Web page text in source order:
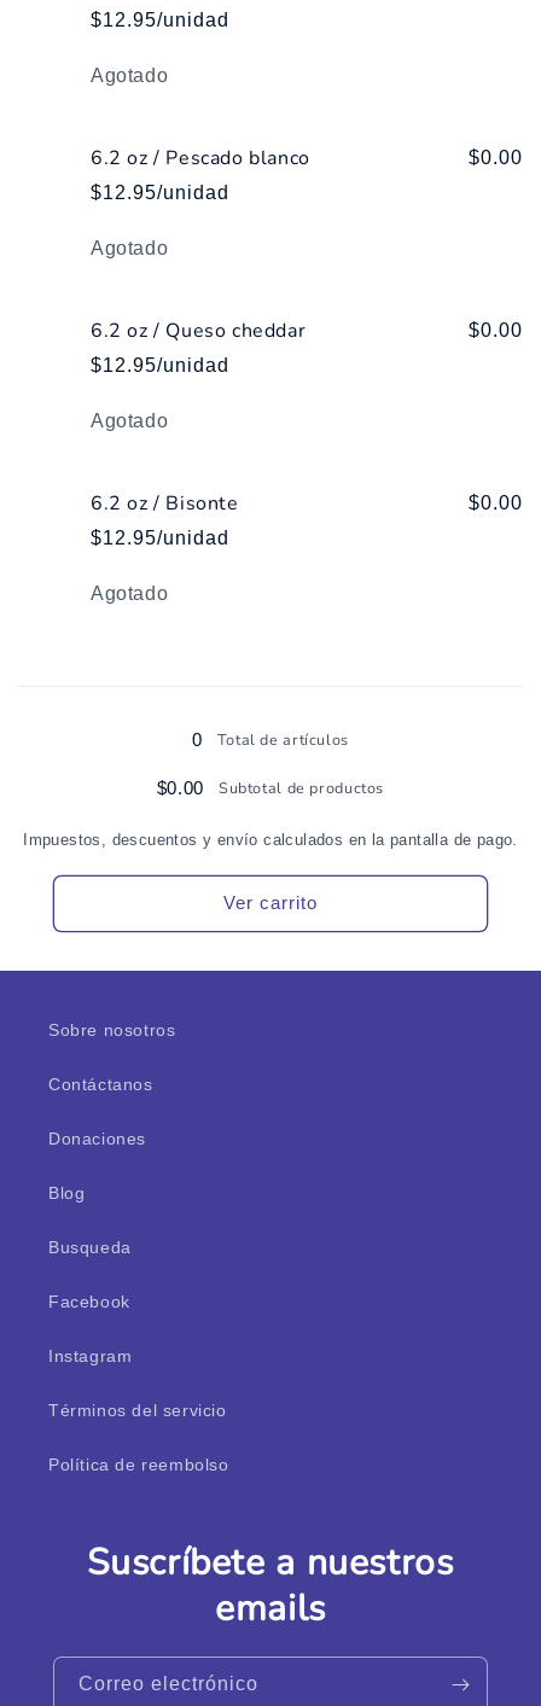
$12.95/unidad
Cantidad
Agotado
6.2 oz / Pescado blanco
$12.95/unidad
$0.00
Cantidad
Agotado
6.2 oz / Queso cheddar
$12.95/unidad
$0.00
Cantidad
Agotado
6.2 oz / Bisonte
$12.95/unidad
$0.00
Cantidad
Agotado
0 Total de artículos
$0.00 Subtotal de productos
Impuestos, descuentos y envío calculados en la pantalla de pago.
Ver carrito
Sobre nosotros
Contáctanos
Donaciones
Blog
Busqueda
Facebook
Instagram
Términos del servicio
Política de reembolso
Suscríbete a nuestros
emails
Correo electrónico